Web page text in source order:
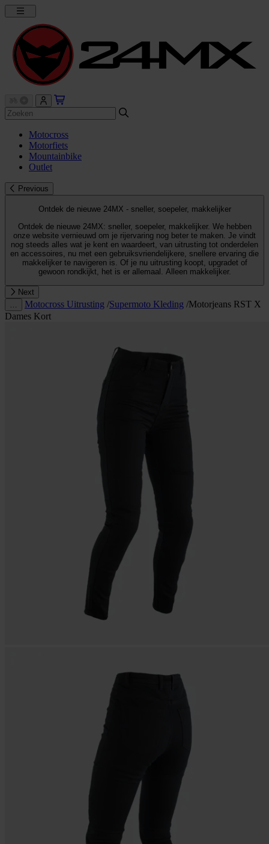
Motocross
Motorfiets
Mountainbike
Outlet
Previous
Ontdek de nieuwe 24MX - sneller, soepeler, makkelijker
Ontdek de nieuwe 24MX: sneller, soepeler, makkelijker. We hebben
onze website vernieuwd om je rijervaring nog beter te maken. Je vindt
nog steeds alles wat je kent en waardeert, van uitrusting tot onderdelen
en accessoires, nu met een gebruiksvriendelijkere, snellere ervaring die
makkelijker te navigeren is. Of je nu uitrusting koopt, upgradet of
gewoon rondkijkt, het is er allemaal. Alleen makkelijker.
Next
Motocross Uitrusting /Supermoto Kleding /Motorjeans RST X
Dames Kort